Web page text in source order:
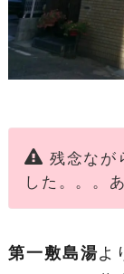
残念なが
した。。。
第一敷島湯よ